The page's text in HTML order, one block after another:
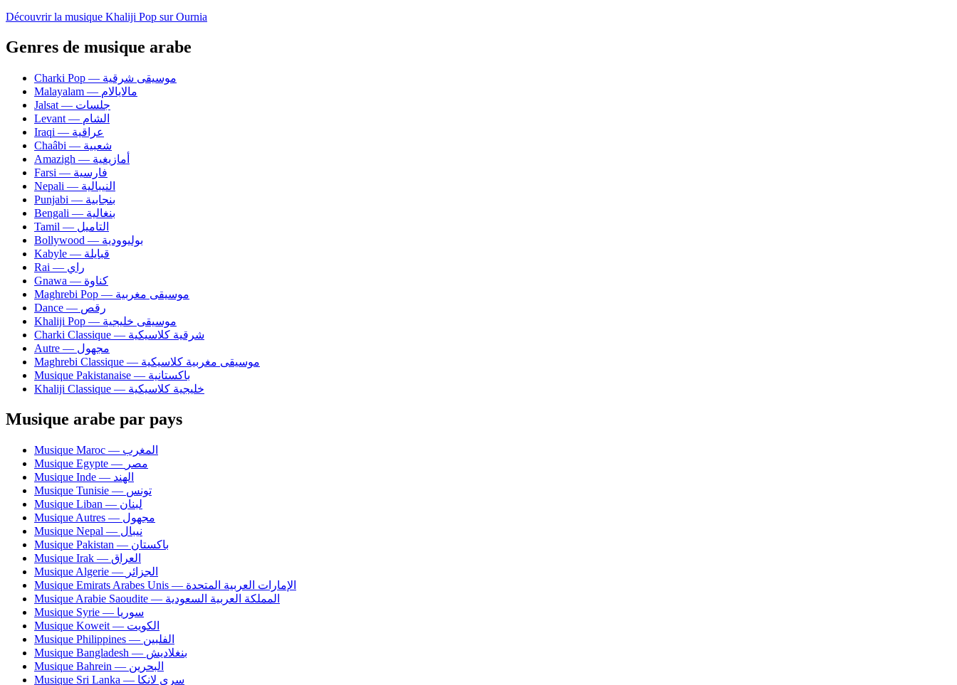
Découvrir la musique Khaliji Pop sur Ournia
Genres de musique arabe
Charki Pop — موسيقى شرقية
Malayalam — مالايالام
Jalsat — جلسات
Levant — الشام
Iraqi — عراقية
Chaâbi — شعبية
Amazigh — أمازيغية
Farsi — فارسية
Nepali — النيبالية
Punjabi — بنجابية
Bengali — بنغالية
Tamil — التاميل
Bollywood — بوليوودية
Kabyle — قبايلة
Rai — راي
Gnawa — كناوة
Maghrebi Pop — موسيقى مغربية
Dance — رقص
Khaliji Pop — موسيقى خليجية
Charki Classique — شرقية كلاسيكية
Autre — مجهول
Maghrebi Classique — موسيقى مغربية كلاسيكية
Musique Pakistanaise — باكستانية
Khaliji Classique — خليجية كلاسيكية
Musique arabe par pays
Musique Maroc — المغرب
Musique Egypte — مصر
Musique Inde — الهند
Musique Tunisie — تونس
Musique Liban — لبنان
Musique Autres — مجهول
Musique Nepal — نيبال
Musique Pakistan — باكستان
Musique Irak — العراق
Musique Algerie — الجزائر
Musique Emirats Arabes Unis — الإمارات العربية المتحدة
Musique Arabie Saoudite — المملكة العربية السعودية
Musique Syrie — سوريا
Musique Koweit — الكويت
Musique Philippines — الفلبين
Musique Bangladesh — بنغلاديش
Musique Bahrein — البحرين
Musique Sri Lanka — سري لانكا